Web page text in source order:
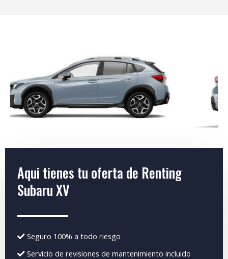
Aqui tienes tu oferta de Renting
Subaru XV
Seguro 100% a todo riesgo
Servicio de revisiones de mantenimiento incluido